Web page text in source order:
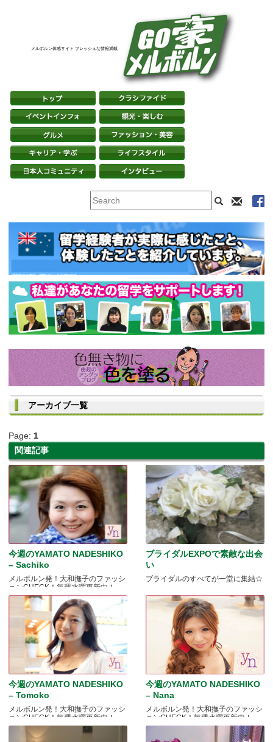
メルボルン体感サイト フレッシュな情報満載
アーカイブ一覧
Page: 1
関連記事
今週のYAMATO NADESHIKO
– Sachiko
メルボルン発！大和撫子のファッシ
ョンCHECK！毎週水曜更新中！
ブライダルEXPOで素敵な出会
い
ブライダルのすべてが一堂に集結☆
今週のYAMATO NADESHIKO
– Tomoko
メルボルン発！大和撫子のファッシ
ョンCHECK！毎週水曜更新中！
今週のYAMATO NADESHIKO
– Nana
メルボルン発！大和撫子のファッシ
ョンCHECK！毎週水曜更新中！